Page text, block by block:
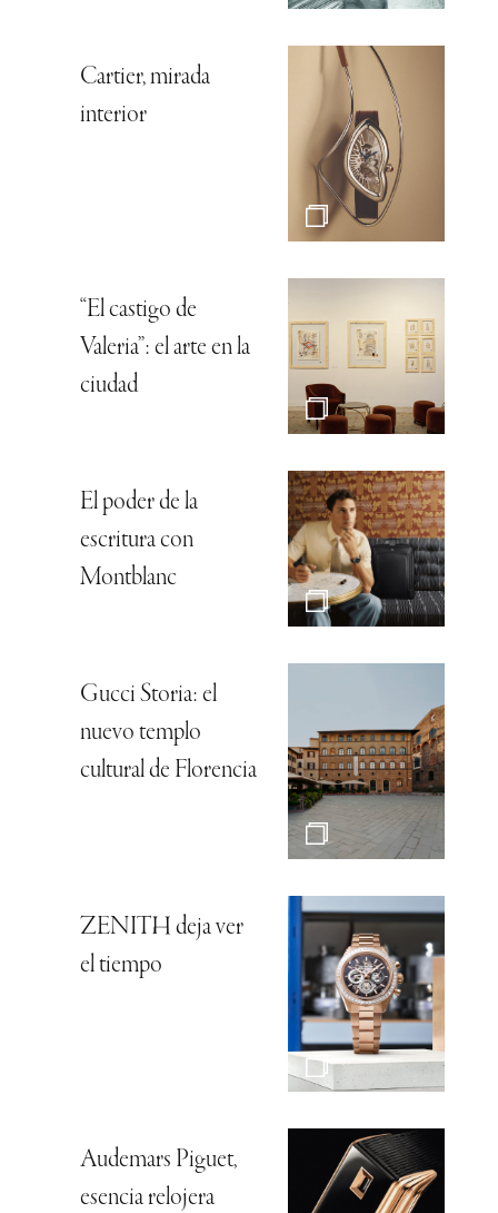
Cartier, mirada
interior
“El castigo de
Valeria”: el arte en la
ciudad
El poder de la
escritura con
Montblanc
Gucci Storia: el
nuevo templo
cultural de Florencia
ZENITH deja ver
el tiempo
Audemars Piguet,
esencia relojera